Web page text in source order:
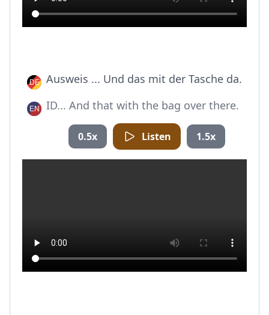
Ausweis ... Und das mit der Tasche da.
ID... And that with the bag over there.
0.5x Listen 1.5x